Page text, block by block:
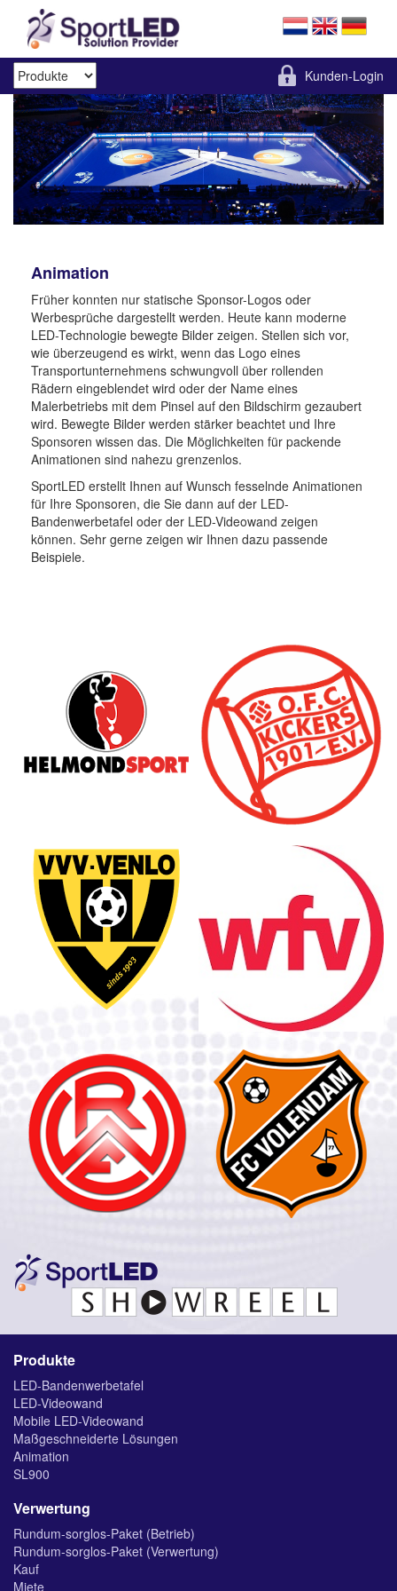
Kunden-Login
Animation
Früher konnten nur statische Sponsor-Logos oder
Werbesprüche dargestellt werden. Heute kann moderne
LED-Technologie bewegte Bilder zeigen. Stellen sich vor,
wie überzeugend es wirkt, wenn das Logo eines
Transportunternehmens schwungvoll über rollenden
Rädern eingeblendet wird oder der Name eines
Malerbetriebs mit dem Pinsel auf den Bildschirm gezaubert
wird. Bewegte Bilder werden stärker beachtet und Ihre
Sponsoren wissen das. Die Möglichkeiten für packende
Animationen sind nahezu grenzenlos.
SportLED erstellt Ihnen auf Wunsch fesselnde Animationen
für Ihre Sponsoren, die Sie dann auf der LED-
Bandenwerbetafel oder der LED-Videowand zeigen
können. Sehr gerne zeigen wir Ihnen dazu passende
Beispiele.
Produkte
LED-Bandenwerbetafel
LED-Videowand
Mobile LED-Videowand
Maßgeschneiderte Lösungen
Animation
SL900
Verwertung
Rundum-sorglos-Paket (Betrieb)
Rundum-sorglos-Paket (Verwertung)
Kauf
Miete